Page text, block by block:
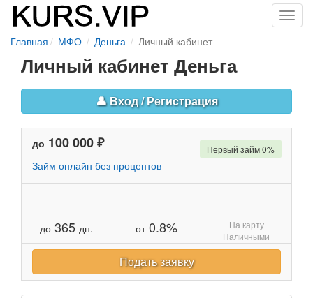
Главная МФО Деньга Личный кабинет
Личный кабинет Деньга
👤 Вход / Региcтрация
до 100 000 ₽
Займ онлайн без процентов
до 365 дн. от0.8%
Первый займ 0%
На карту
Наличными
Подать заявку